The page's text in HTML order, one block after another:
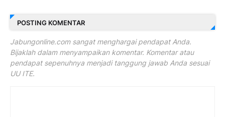
POSTING KOMENTAR
Jabungonline.com sangat menghargai pendapat Anda.
Bijaklah dalam menyampaikan komentar. Komentar atau
pendapat sepenuhnya menjadi tanggung jawab Anda sesuai
UU ITE.